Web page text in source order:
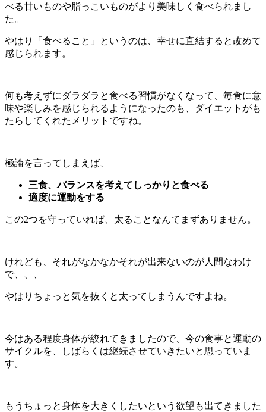
べる甘いものや脂っこいものがより美味しく食べられまし
た。
やはり「食べること」というのは、幸せに直結すると改めて
感じられます。
何も考えずにダラダラと食べる習慣がなくなって、毎食に意
味や楽しみを感じられるようになったのも、ダイエットがも
たらしてくれたメリットですね。
極論を言ってしまえば、
三食、バランスを考えてしっかりと食べる
適度に運動をする
この2つを守っていれば、太ることなんてまずありません。
けれども、それがなかなかそれが出来ないのが人間なわけ
で、、、
やはりちょっと気を抜くと太ってしまうんですよね。
今はある程度身体が絞れてきましたので、今の食事と運動の
サイクルを、しばらくは継続させていきたいと思っていま
す。
もうちょっと身体を大きくしたいという欲望も出てきました